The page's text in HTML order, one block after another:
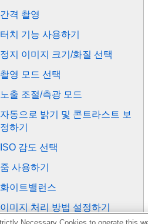
간격 촬영
터치 기능 사용하기
정지 이미지 크기/화질 선택
촬영 모드 선택
노출 조절/측광 모드
자동으로 밝기 및 콘트라스트 보
정하기
ISO 감도 선택
줌 사용하기
화이트밸런스
이미지 처리 방법 설정하기